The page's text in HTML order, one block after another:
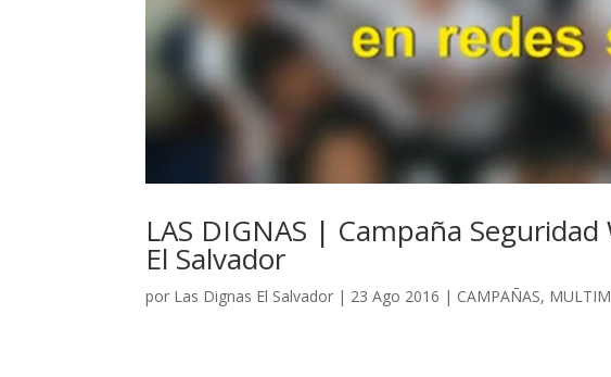
LAS DIGNAS | Campaña Seguridad
El Salvador
por Las Dignas El Salvador | 23 Ago 2016 | CAMPAÑAS,